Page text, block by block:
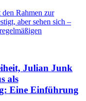
Rahmen zur
aber sehen sich –
Julian Junk
als
Eine Einführung